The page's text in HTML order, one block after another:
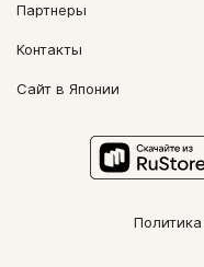
Партнеры
Контакты
Сайт в Японии